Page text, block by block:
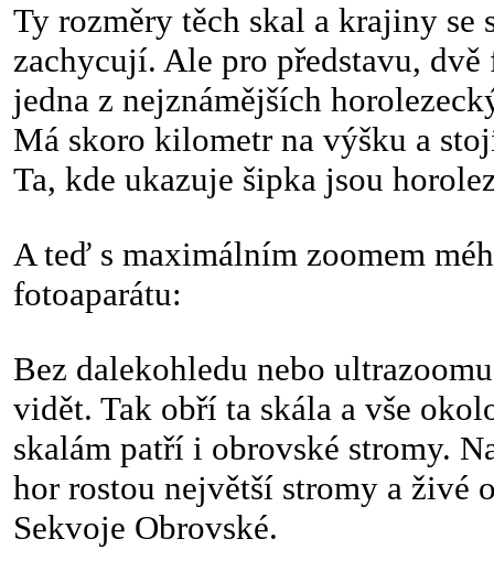
Ty rozměry těch skal a krajiny se
zachycují. Ale pro představu,
jedna z nejznámějších
Má skoro kilometr na výšku a
Ta, kde ukazuje šipka jsou
A teď s maximálním zoomem
fotoaparátu:
Bez dalekohledu nebo
vidět. Tak obří ta skála a vše
skalám patří i obrovské stromy.
hor rostou největší stromy a živé
Sekvoje Obrovské.